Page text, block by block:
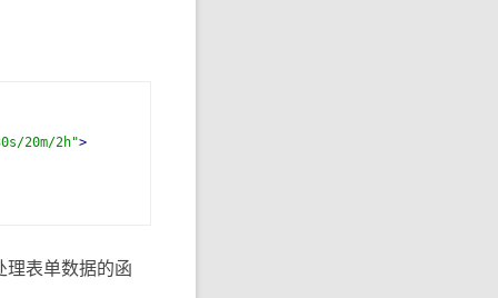
20m/2h">
理表单数据的函